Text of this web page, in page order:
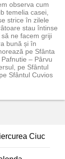
observa cum
temelia casei,
strice în zilele
stau întinse
ne facem griji
bună și în
pe Sfânta
– Pârvu
pe Sfântul
Sfântul Cuvios
Ciuc